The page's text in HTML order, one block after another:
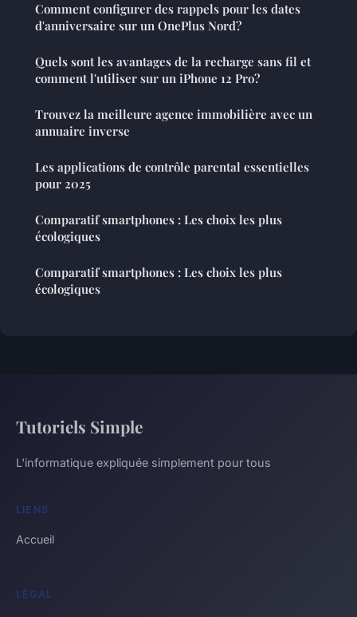
Comment configurer des rappels pour les dates
d'anniversaire sur un OnePlus Nord?
Quels sont les avantages de la recharge sans fil et
comment l'utiliser sur un iPhone 12 Pro?
Trouvez la meilleure agence immobilière avec un
annuaire inverse
Les applications de contrôle parental essentielles
pour 2025
Comparatif smartphones : Les choix les plus
écologiques
Comparatif smartphones : Les choix les plus
écologiques
Tutoriels Simple
L'informatique expliquée simplement pour tous
LIENS
Accueil
LÉGAL